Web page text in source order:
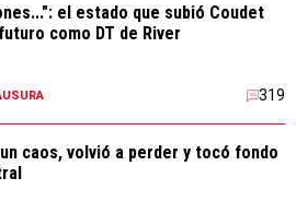
el estado que subió Coudet
como DT de River
319
caos, volvió a perder y tocó fondo